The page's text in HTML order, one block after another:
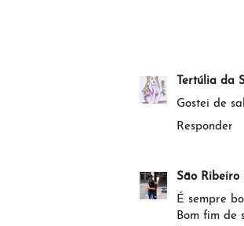
Tertúlia da
Gostei de
Responder
São Ribeiro
É sempre
Bom fim de